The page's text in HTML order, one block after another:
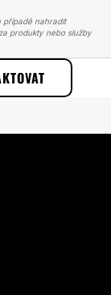
případě nahradit
produkty nebo služby
S